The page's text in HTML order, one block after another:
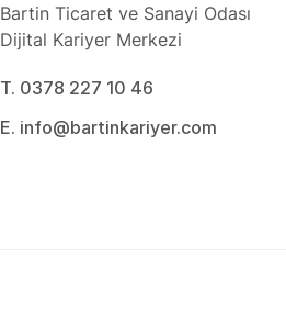
Bartin Ticaret ve Sanayi Odası
Dijital Kariyer Merkezi
T. 0378 227 10 46
E. info@bartinkariyer.com